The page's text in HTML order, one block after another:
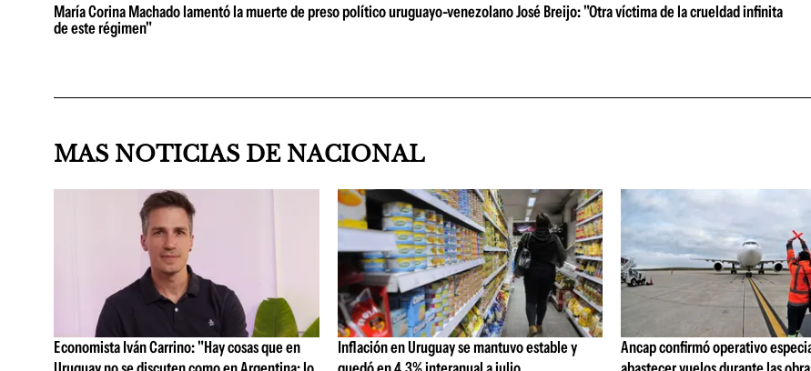
María Corina Machado lamentó la muerte de preso político uruguayo-venezolano José Breijo: "Otra víctima de la crueldad infinita
de este régimen"
MAS NOTICIAS DE NACIONAL
Economista Iván Carrino: "Hay cosas que en
Inflación en Uruguay se mantuvo estable y
Ancap confirmó operativo